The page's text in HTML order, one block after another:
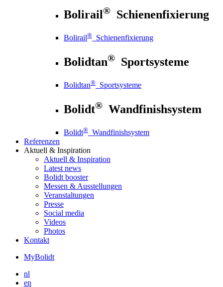
Bolirail® Schienenfixierung
Bolirail® Schienenfixierung
Bolidtan® Sportsysteme
Bolidtan® Sportsysteme
Bolidt® Wandfinishsystem
Bolidt® Wandfinishsystem
Referenzen
Aktuell & Inspiration
Aktuell & Inspiration
Latest news
Bolidt booster
Messen & Ausstellungen
Veranstaltungen
Presse
Social media
Videos
Photos
Kontakt
MyBolidt
nl
en